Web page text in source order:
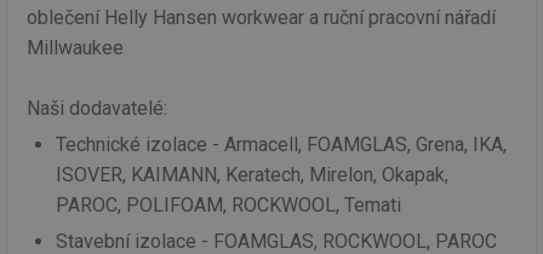
oblečení Helly Hansen workwear a ruční pracovní nářadí
Millwaukee
Naši dodavatelé:
Technické izolace - Armacell, FOAMGLAS, Grena, IKA,
ISOVER, KAIMANN, Keratech, Mirelon, Okapak,
PAROC, POLIFOAM, ROCKWOOL, Temati
Stavební izolace - FOAMGLAS, ROCKWOOL, PAROC